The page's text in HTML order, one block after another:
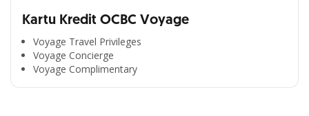
Kartu Kredit OCBC Voyage
Voyage Travel Privileges
Voyage Concierge
Voyage Complimentary
Segala Kemudahan Ada
di Satu Genggaman